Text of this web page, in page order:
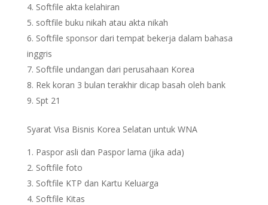
Softfile akta kelahiran
softfile buku nikah atau akta nikah
Softfile sponsor dari tempat bekerja dalam bahasa
inggris
Softfile undangan dari perusahaan Korea
Rek koran 3 bulan terakhir dicap basah oleh bank
Spt 21
Syarat Visa Bisnis Korea Selatan untuk WNA
Paspor asli dan Paspor lama (jika ada)
Softfile foto
Softfile KTP dan Kartu Keluarga
Softfile Kitas